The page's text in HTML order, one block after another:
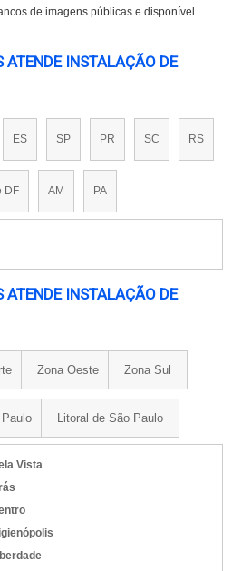
de imagens públicas e disponível
ATENDE INSTALAÇÃO DE
ES SP PR SC RS
DF AM PA
ATENDE INSTALAÇÃO DE
Zona Oeste Zona Sul
Litoral de São Paulo
Vista